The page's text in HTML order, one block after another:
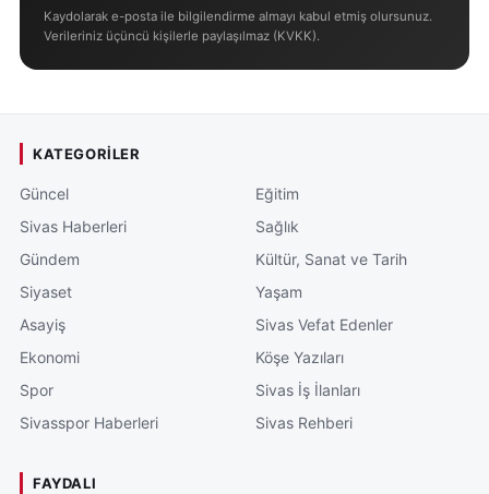
Kaydolarak e-posta ile bilgilendirme almayı kabul etmiş olursunuz.
Verileriniz üçüncü kişilerle paylaşılmaz (KVKK).
KATEGORILER
Güncel
Sivas Haberleri
Gündem
Siyaset
Asayiş
Ekonomi
Spor
Sivasspor Haberleri
Eğitim
Sağlık
Kültür, Sanat ve Tarih
Yaşam
Sivas Vefat Edenler
Köşe Yazıları
Sivas İş İlanları
Sivas Rehberi
FAYDALI